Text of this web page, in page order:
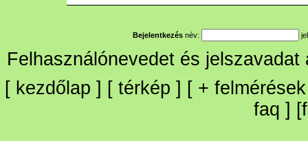
Bejelentkezés név:
Felhasználónevedet és
[ kezdőlap ] [ térkép ] [ + felmérések
faq ] [